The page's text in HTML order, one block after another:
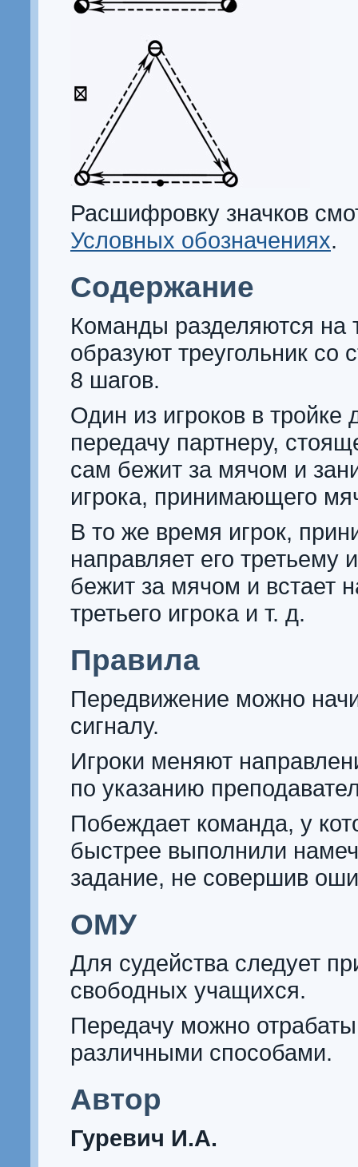
Расшифровку значков
Условных обозначениях.
Содержание
Команды разделяются на
образуют треугольник
8 шагов.
Один из игроков в тройке
передачу партнеру,
сам бежит за мячом и
игрока, принимающего
В то же время игрок,
направляет его третьему
бежит за мячом и встает
третьего игрока и т. д.
Правила
Передвижение можно
сигналу.
Игроки меняют
по указанию
Побеждает команда, у
быстрее выполнили
задание, не совершив
ОМУ
Для судейства следует
свободных учащихся.
Передачу можно
различными способами.
Автор
Гуревич И.А.